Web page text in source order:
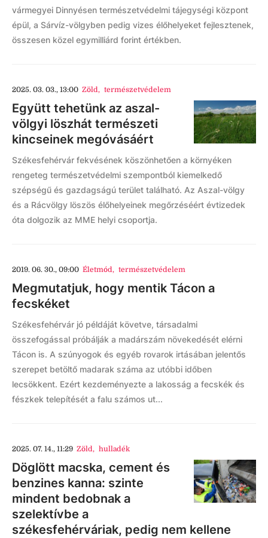
vármegyei Dinnyésen természetvédelmi tájegységi központ
épül, a Sárvíz-völgyben pedig vizes élőhelyeket fejlesztenek,
összesen közel egymilliárd forint értékben.
2025. 03. 03., 13:00 Zöld, természetvédelem
Együtt tehetünk az aszal-
völgyi löszhát természeti
kincseinek megóvásáért
Székesfehérvár fekvésének köszönhetően a környéken
rengeteg természetvédelmi szempontból kiemelkedő
szépségű és gazdagságú terület található. Az Aszal-völgy
és a Rácvölgy löszös élőhelyeinek megőrzéséért évtizedek
óta dolgozik az MME helyi csoportja.
2019. 06. 30., 09:00 Életmód, természetvédelem
Megmutatjuk, hogy mentik Tácon a
fecskéket
Székesfehérvár jó példáját követve, társadalmi
összefogással próbálják a madárszám növekedését elérni
Tácon is. A szúnyogok és egyéb rovarok irtásában jelentős
szerepet betöltő madarak száma az utóbbi időben
lecsökkent. Ezért kezdeményezte a lakosság a fecskék és
fészkek telepítését a falu számos ut...
2025. 07. 14., 11:29 Zöld, hulladék
Döglött macska, cement és
benzines kanna: szinte
mindent bedobnak a
szelektívbe a
székesfehérváriak, pedig nem kellene